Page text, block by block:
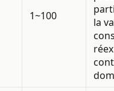
1~100
la